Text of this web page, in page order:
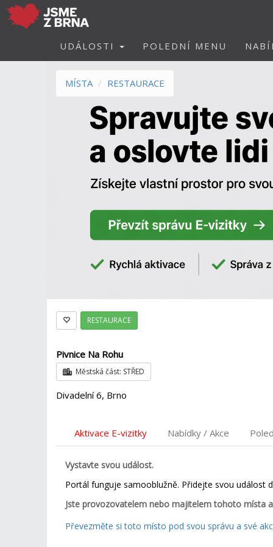
UDÁLOSTI POLEDNÍ MENU
MÍSTA RESTAURACE
RESTAURACE
Pivnice Na Rohu
Městská část: STŘED
Divadelní 6, Brno
Aktivace E-vizitky Nabídky / Akce
Vystavte svou událost.
Portál funguje samooblužně. Přidejte svou událost
Jste provozovatelem nebo majitelem tohoto místa
Převezměte si toto místo pod svou správu a své